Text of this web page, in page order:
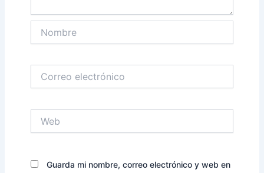
electrónico
Guarda mi nombre, correo electrónico y web en